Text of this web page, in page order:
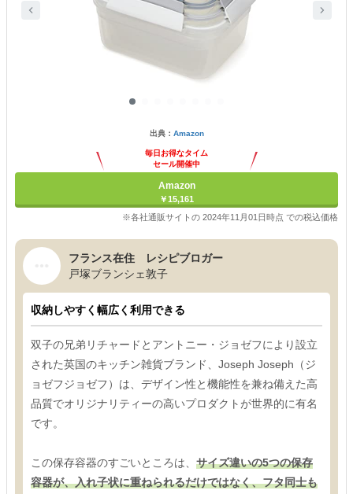
出典： Amazon
毎日お得なタイム
セール開催中
Amazon
￥15,161
※各社通販サイトの 2024年11月01日時点 での税込価格
フランス在住 レシピブロガー
戸塚ブランシェ敦子
収納しやすく幅広く利用できる
双子の兄弟リチャードとアントニー・ジョゼフにより設立
された英国のキッチン雑貨ブランド、Joseph Joseph（ジ
ョゼフジョゼフ）は、デザイン性と機能性を兼ね備えた高
品質でオリジナリティーの高いプロダクトが世界的に有名
です。
この保存容器のすごいところは、 サイズ違いの5つの保存
容器が、入れ子状に重ねられるだけではなく、フタ同士も